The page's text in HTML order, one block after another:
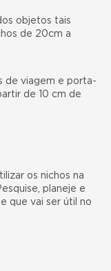
objetos tais
de 20cm a
de viagem e porta-
de 10 cm de
os nichos na
planeje e
que vai ser útil no